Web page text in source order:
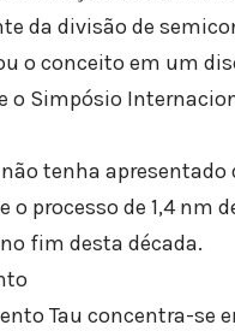
da divisão de
o conceito em um
o Simpósio
tenha
processo de 1,4 nm
fim desta década.
Tau concentra-se